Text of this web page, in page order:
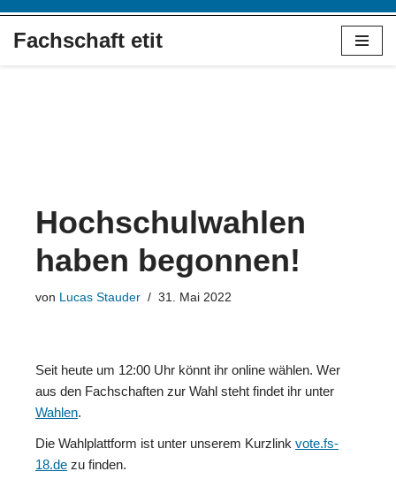
Fachschaft etit
Hochschulwahlen
haben begonnen!
von Lucas Stauder 31. Mai 2022
Seit heute um 12:00 Uhr könnt ihr online wählen. Wer
aus den Fachschaften zur Wahl steht findet ihr unter
Wahlen.
Die Wahlplattform ist unter unserem Kurzlink vote.fs-
18.de zu finden.